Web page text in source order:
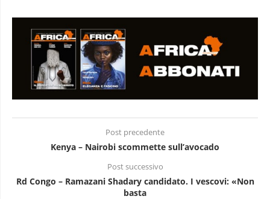
Post precedente
Kenya – Nairobi scommette sull’avocado
Post successivo
Rd Congo – Ramazani Shadary candidato. I vescovi: «Non
basta